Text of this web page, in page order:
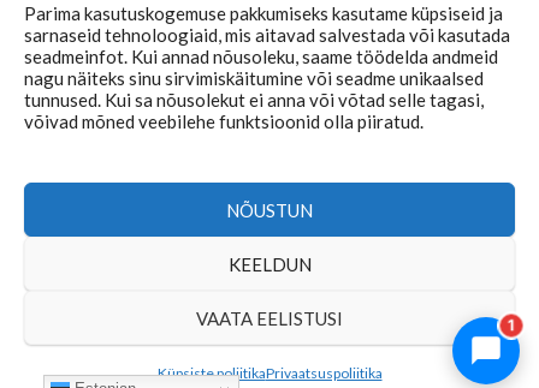
Parima kasutuskogemuse pakkumiseks kasutame küpsiseid ja
sarnaseid tehnoloogiaid, mis aitavad salvestada või kasutada
seadmeinfot. Kui annad nõusoleku, saame töödelda andmeid
nagu näiteks sinu sirvimiskäitumine või seadme unikaalsed
tunnused. Kui sa nõusolekut ei anna või võtad selle tagasi,
võivad mõned veebilehe funktsioonid olla piiratud.
NÕUSTUN
KEELDUN
VAATA EELISTUSI
Küpsiste poliitikaPrivaatsuspoliitika
Copyright © 2026 | tmkaubad.ee
1